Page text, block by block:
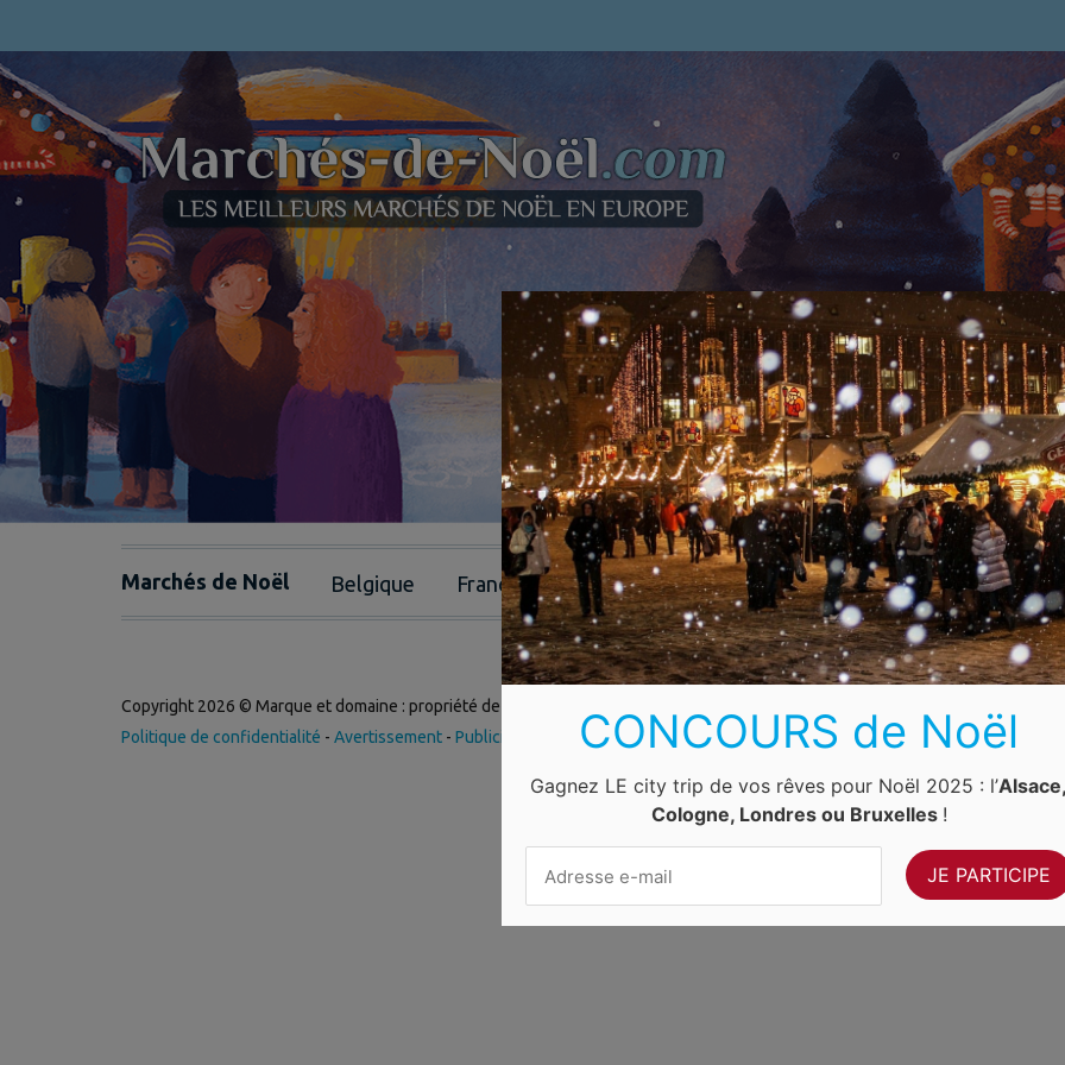
Marchés de Noël Belgique France Luxembourg Allemagne Pays-Bas Suisse
Copyright 2026 © Marque et domaine : propriété de
Politique de confidentialité - Avertissement - Publicité Contact -Newsletter
CONCOURS de Noël
Gagnez LE city trip de vos rêves pour Noël 2025 : l’
Cologne, Londres ou Bruxelles !